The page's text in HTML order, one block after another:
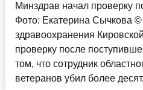
Минздрав начал проверку
Фото: Екатерина Сычкова
здравоохранения
проверку после
том, что сотрудник
ветеранов убил более